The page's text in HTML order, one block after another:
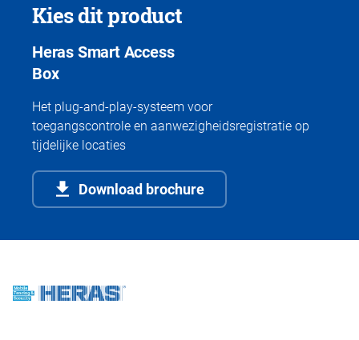
Kies dit product
Heras Smart Access
Box
Het plug-and-play-systeem voor
toegangscontrole en aanwezigheidsregistratie op
tijdelijke locaties
Download brochure